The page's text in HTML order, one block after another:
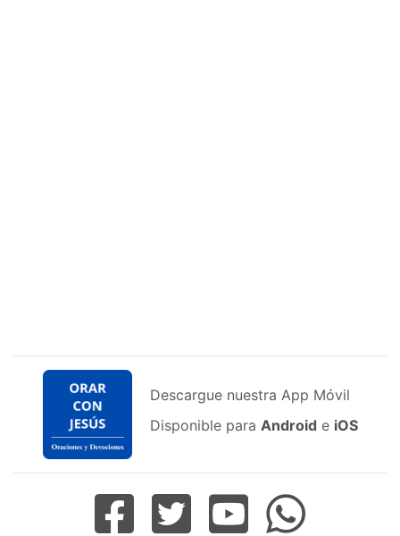
Descargue nuestra App Móvil
Disponible para Android e iOS